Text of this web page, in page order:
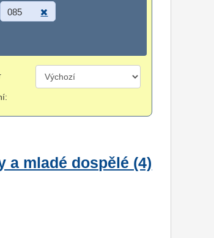
085
a mladé dospělé (4)